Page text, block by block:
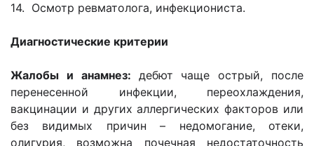
14. Осмотр ревматолога, инфекциониста.
Диагностические критерии
Жалобы и анамнез: дебют чаще острый, после
перенесенной инфекции, переохлаждения,
вакцинации и других аллергических факторов или
без видимых причин – недомогание, отеки,
олигурия, возможна почечная недостаточность